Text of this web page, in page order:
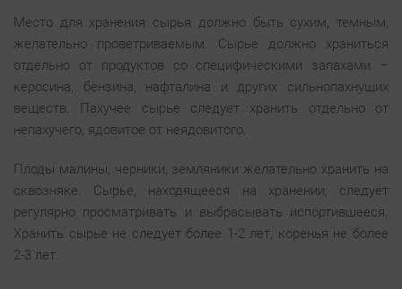
Место для хранения сырья должно быть сухим, темным,
желательно проветриваемым. Сырье должно храниться
отдельно от продуктов со специфическими запахами –
керосина, бензина, нафталина и других сильнопахнущих
веществ. Пахучее сырье следует хранить отдельно от
непахучего, ядовитое от неядовитого.
Плоды малины, черники, земляники желательно хранить на
сквозняке. Сырье, находящееся на хранении, следует
регулярно просматривать и выбрасывать испортившееся.
Хранить сырье не следует более 1-2 лет, коренья не более
2-3 лет.